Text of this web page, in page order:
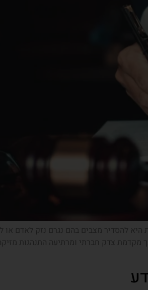
היא להסדיר מצבים בהם נגרם נזק לאדם או
צדק חברתי ומרתיעה התנהגות